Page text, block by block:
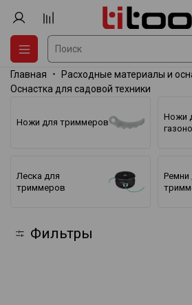
Главная
Расходные материалы и
Оснастка для садовой техники
Ножи для триммеров
Ножи
Леска для
триммеров
Ремни
Фильтры